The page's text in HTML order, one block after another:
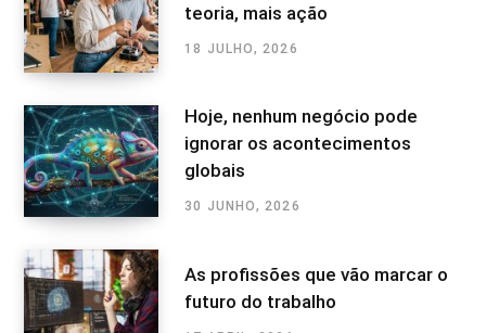
teoria, mais ação
18 JULHO, 2026
Hoje, nenhum negócio pode
ignorar os acontecimentos
globais
30 JUNHO, 2026
As profissões que vão marcar o
futuro do trabalho